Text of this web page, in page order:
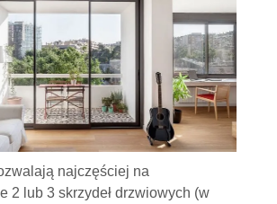
najczęściej na
2 lub 3 skrzydeł drzwiowych (w